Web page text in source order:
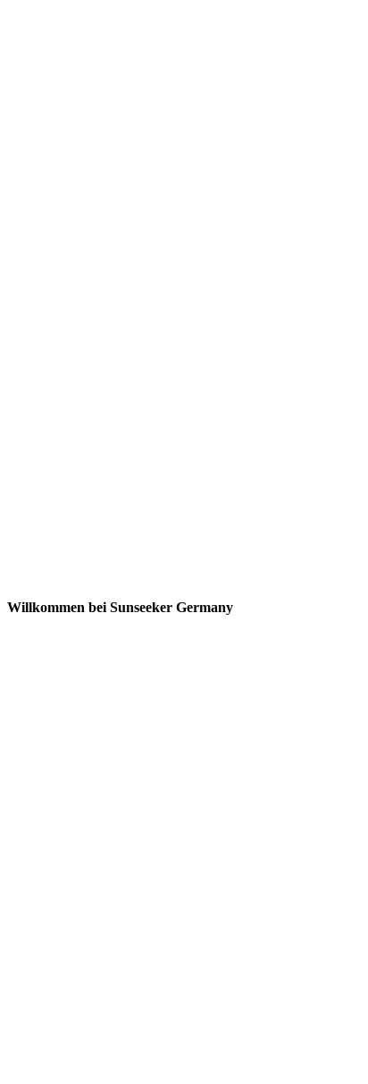
Willkommen bei Sunseeker Germany